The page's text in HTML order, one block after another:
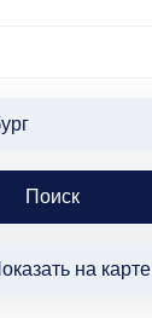
Поиск
на карте